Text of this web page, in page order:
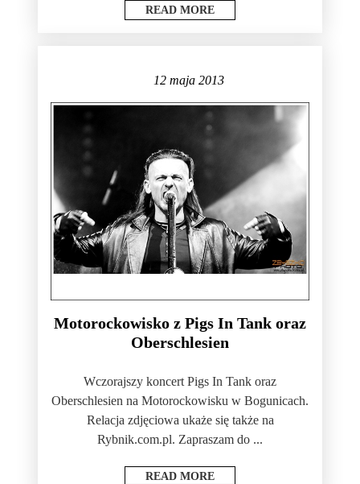
READ MORE
12 maja 2013
Motorockowisko z Pigs In Tank oraz
Oberschlesien
Wczorajszy koncert Pigs In Tank oraz
Oberschlesien na Motorockowisku w Bogunicach.
Relacja zdjęciowa ukaże się także na
Rybnik.com.pl. Zapraszam do ...
READ MORE